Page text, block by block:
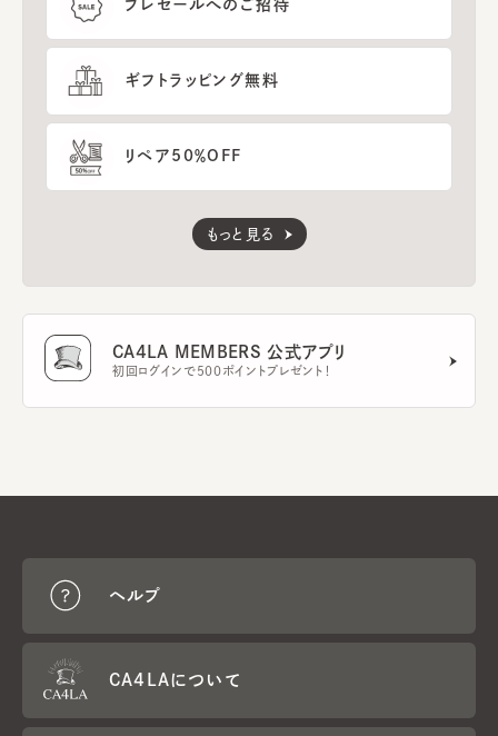
プレセールへのご招待
ギフトラッピング無料
リペア50％OFF
もっと見る
CA4LA MEMBERS 公式アプリ
初回ログインで500ポイントプレゼント！
ヘルプ
CA4LAについて